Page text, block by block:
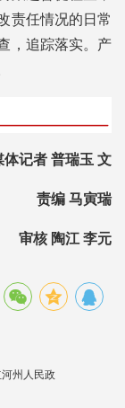
责任情况的日常
，追踪落实。产
记者 普瑞玉 文
责编 马寅瑞
审核 陶江 李元
州人民政